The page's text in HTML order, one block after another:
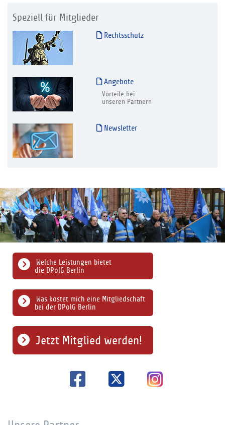
Speziell für Mitglieder
Rechtsschutz
Angebote
Vorteile bei
unseren Partnern
Newsletter
Was kostet mich eine Mitgliedschaft
bei der DPolG Berlin
Welche Leistungen bietet
die DPolG Berlin
Jetzt Mitglied werden!